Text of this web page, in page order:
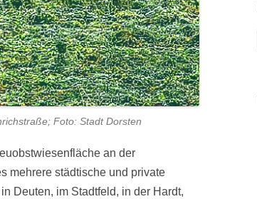
Foto: Stadt Dorsten
an der
mehrere städtische und private
Deuten, im Stadtfeld, in der Hardt,